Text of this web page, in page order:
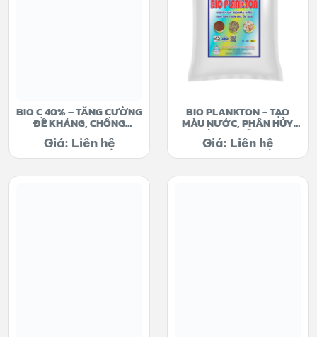
BIO C 40% – TĂNG CƯỜNG
ĐỀ KHÁNG, CHỐNG
STRESS
Giá: Liên hệ
BIO PLANKTON – TẠO
MÀU NƯỚC, PHÂN HỦY
MÙN BÃ HỮU CƠ
Giá: Liên hệ